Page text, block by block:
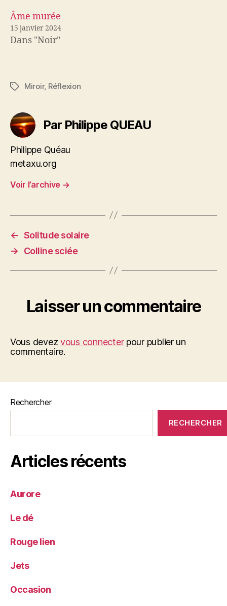
Âme murée
15 janvier 2024
Dans "Noir"
Étiquettes
Miroir, Réflexion
Par Philippe QUEAU
Philippe Quéau
metaxu.org
Voir l’archive →
← Solitude solaire
→
Colline sciée
Laisser un commentaire
Vous devezvous connecterpour publier un
commentaire.
Rechercher
RECHERCHER
Articles récents
Aurore
Le dé
Rouge lien
Jets
Occasion